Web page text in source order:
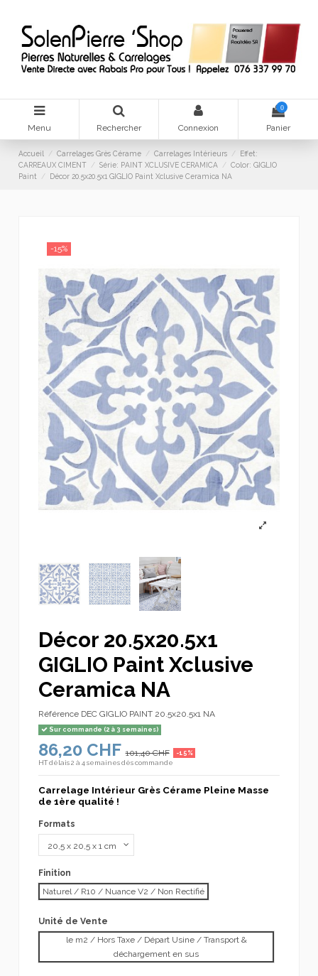
Menu Rechercher Connexion
0
Panier
Accueil Carrelages Grès Cérame Carrelages Intérieurs
Effet:
CARREAUX CIMENT
Série: PAINT XCLUSIVE CERAMICA
Color: GIGLIO
Paint
Décor 20.5x20.5x1 GIGLIO Paint Xclusive Ceramica NA
-15%
Décor 20.5x20.5x1
GIGLIO Paint Xclusive
Ceramica NA
Référence DEC GIGLIO PAINT 20.5x20.5x1 NA
Sur commande (2 à 3 semaines)
86,20 CHF 101,40 CHF -15%
HTdélais 2 à 4 semaines dès commande
Carrelage Intérieur Grès Cérame Pleine Masse
de 1ère qualité !
Formats
Finition
Naturel / R10 / Nuance V2 / Non Rectifié
Unité de Vente
le m2 / Hors Taxe / Départ Usine / Transport &
déchargement en sus